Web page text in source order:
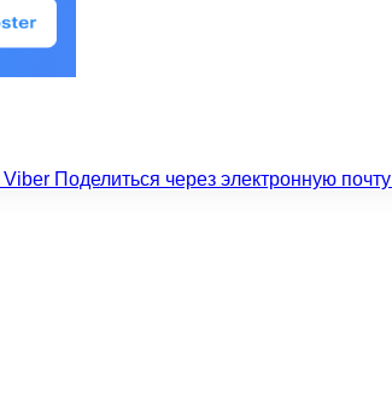
Viber Поделиться через электронную почту